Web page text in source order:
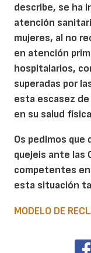
describe, se ha
atención
mujeres, al no
en atención
hospitalarios,
superadas por
esta escasez
en su salud
Os pedimos
quejeis ante las
competentes
esta situación
MODELO DE